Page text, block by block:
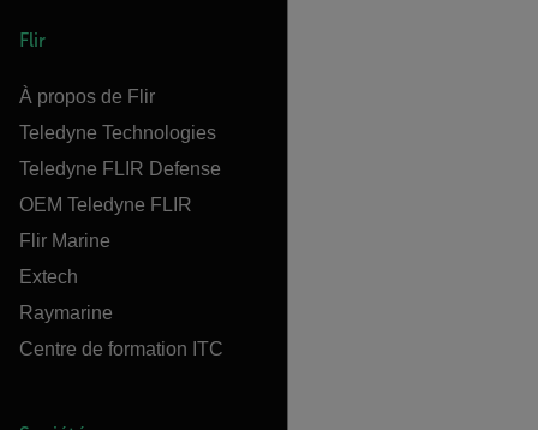
Flir
À propos de Flir
Teledyne Technologies
Teledyne FLIR Defense
OEM Teledyne FLIR
Flir Marine
Extech
Raymarine
Centre de formation ITC